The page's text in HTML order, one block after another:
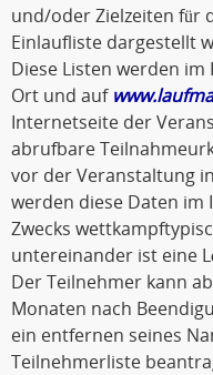
und/oder Zielzeiten für
Einlaufliste dargestellt
Diese Listen werden
Ort und auf
Internetseite der
abrufbare
vor der Veranstaltung
werden diese Daten
Zwecks
untereinander ist eine
Der Teilnehmer kann
Monaten nach
ein entfernen seines
Teilnehmerliste